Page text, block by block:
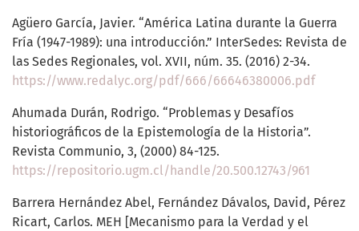
Agüero García, Javier. “América Latina durante la Guerra
Fría (1947-1989): una introducción.” InterSedes: Revista de
las Sedes Regionales, vol. XVII, núm. 35. (2016) 2-34.
https://www.redalyc.org/pdf/666/66646380006.pdf
Ahumada Durán, Rodrigo. “Problemas y Desafíos
historiográficos de la Epistemología de la Historia”.
Revista Communio, 3, (2000) 84-125.
https://repositorio.ugm.cl/handle/20.500.12743/961
Barrera Hernández Abel, Fernández Dávalos, David, Pérez
Ricart, Carlos. MEH [Mecanismo para la Verdad y el